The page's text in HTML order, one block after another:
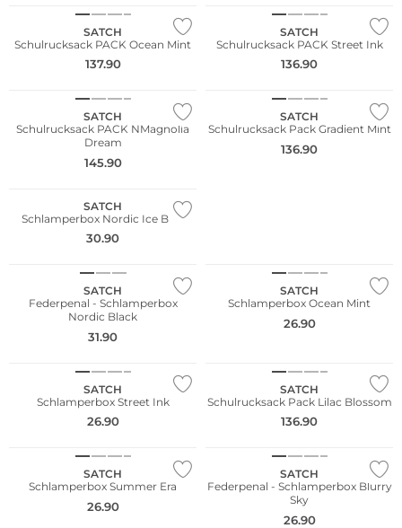
SATCH
Schulrucksack PACK Ocean Mint
137.90
SATCH
Schulrucksack PACK Street Ink
136.90
SATCH
Schulrucksack PACK NMagnolia
Dream
145.90
SATCH
Schulrucksack Pack Gradient Mint
136.90
SATCH
Schlamperbox Nordic Ice Blue
30.90
SATCH
Federpenal - Schlamperbox
Nordic Black
31.90
SATCH
Schlamperbox Ocean Mint
26.90
SATCH
Schlamperbox Street Ink
26.90
SATCH
Schulrucksack Pack Lilac Blossom
136.90
SATCH
Schlamperbox Summer Era
26.90
SATCH
Federpenal - Schlamperbox Blurry
Sky
26.90